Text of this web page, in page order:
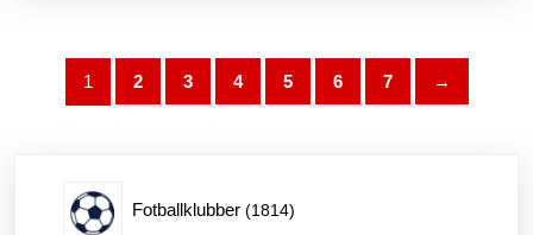
velges
1 2 3 4 5 6 7 →
Fotballklubber 18141814